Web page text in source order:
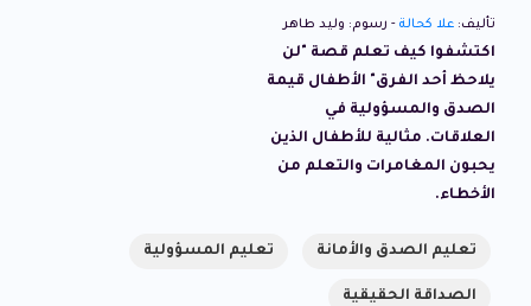
تأليف: علا كحالة - رسوم: وليد طاهر
اكتشفوا كيف تعلم قصة "لن
يلاحظ أحد الفرق" الأطفال قيمة
الصدق والمسؤولية في
العلاقات. مثالية للأطفال الذين
يحبون المغامرات والتعلم من
الأخطاء.
تعليم الصدق والأمانة تعليم المسؤولية
الصداقة الحقيقية